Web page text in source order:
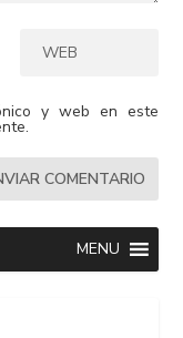
y web en este
MENU